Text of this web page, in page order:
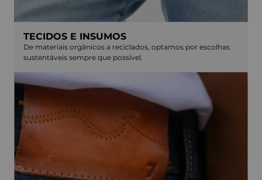
TECIDOS E INSUMOS
De materiais orgânicos a reciclados, optamos por escolhas
sustentáveis sempre que possível.